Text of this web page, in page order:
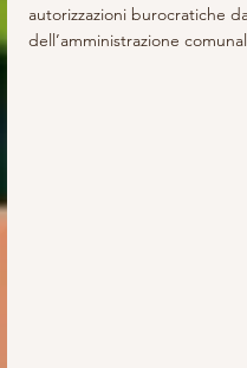
autorizzazioni burocratiche
dell’amministrazione